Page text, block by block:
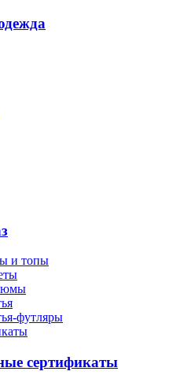
и топы
футляры
сертификаты